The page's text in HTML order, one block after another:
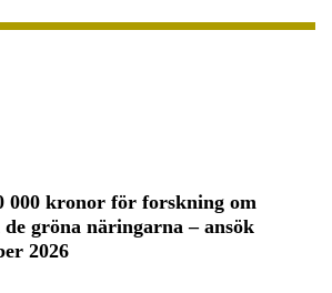
000 kronor för forskning om
gröna näringarna – ansök
2026